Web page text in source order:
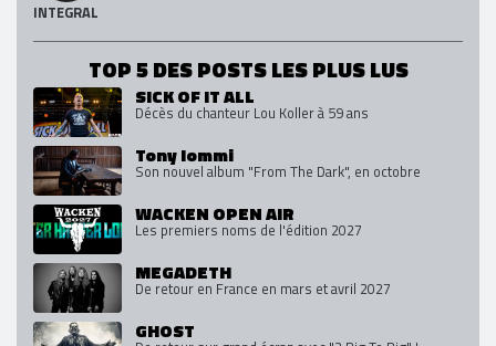
INTEGRAL
TOP 5 DES POSTS LES PLUS LUS
SICK OF IT ALL
Décès du chanteur Lou Koller à 59 ans
Tony Iommi
Son nouvel album "From The Dark", en octobre
WACKEN OPEN AIR
Les premiers noms de l'édition 2027
MEGADETH
De retour en France en mars et avril 2027
GHOST